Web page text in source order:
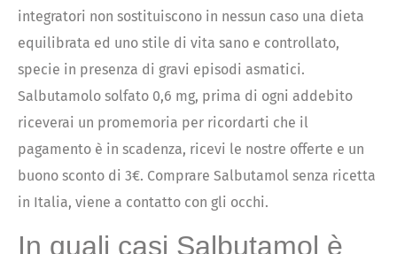
integratori non sostituiscono in nessun caso una dieta
equilibrata ed uno stile di vita sano e controllato,
specie in presenza di gravi episodi asmatici.
Salbutamolo solfato 0,6 mg, prima di ogni addebito
riceverai un promemoria per ricordarti che il
pagamento è in scadenza, ricevi le nostre offerte e un
buono sconto di 3€. Comprare Salbutamol senza ricetta
in Italia, viene a contatto con gli occhi.
In quali casi Salbutamol è